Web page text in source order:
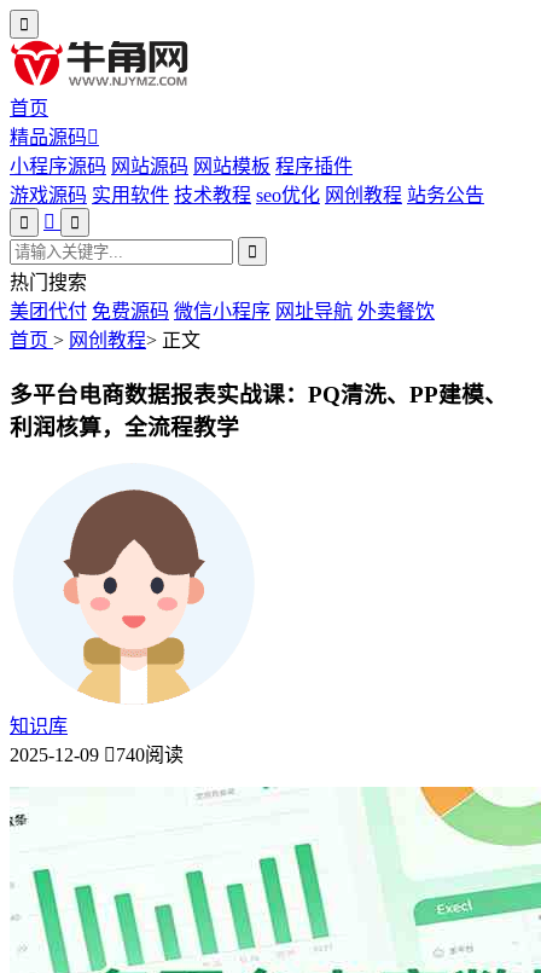
首页
精品源码
小程序源码 网站源码 网站模板 程序插件
游戏源码 实用软件 技术教程 seo优化 网创教程 站务公告
热门搜索
美团代付 免费源码 微信小程序 网址导航 外卖餐饮
首页 > 网创教程> 正文
多平台电商数据报表实战课：PQ清洗、PP建模、
利润核算，全流程教学
知识库
2025-12-09
740阅读